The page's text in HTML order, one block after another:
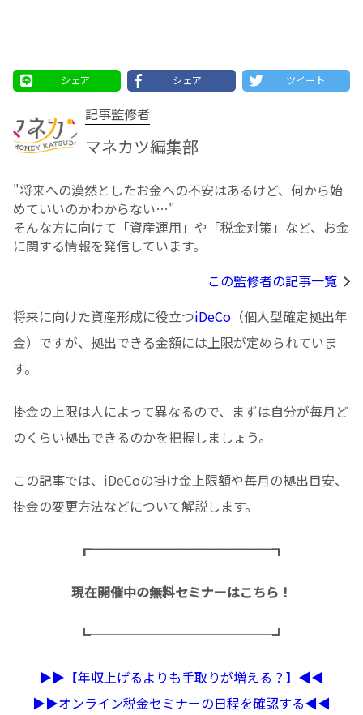
シェア シェア ツイート
記事監修者
マネカツ編集部
"将来への漠然としたお⾦への不安はあるけど、何から始
めていいのかわからない…"
そんな方に向けて「資産運用」や「税金対策」など、お金
に関する情報を発信しています。
この監修者の記事一覧
将来に向けた資産形成に役立つiDeCo （個人型確定拠出年
金）ですが、拠出できる金額には上限が定められていま
す。
掛金の上限は人によって異なるので、まずは自分が毎月ど
のくらい拠出できるのかを把握しましょう。
この記事では、iDeCoの掛け金上限額や毎月の拠出目安、
掛金の変更方法などについて解説します。
┏──────────────┓
現在開催中の無料セミナーはこちら！
┗──────────────┛
▶︎▶︎【年収上げるよりも手取りが増える？】◀︎◀︎
▶︎▶︎オンライン税金セミナーの日程を確認する◀︎◀︎